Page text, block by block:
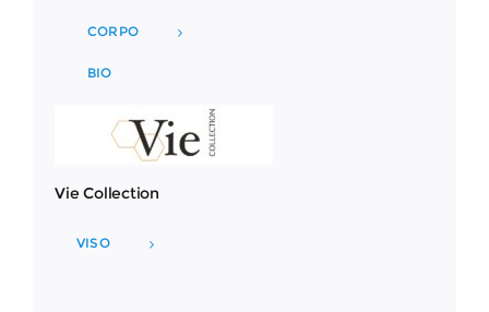
CORPO
BIO
Vie Collection
VISO